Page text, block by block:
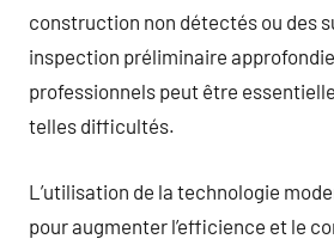
construction non détectés ou des
inspection préliminaire
professionnels peut être
telles difficultés.
L’utilisation de la technologie
pour augmenter l’efficience et le